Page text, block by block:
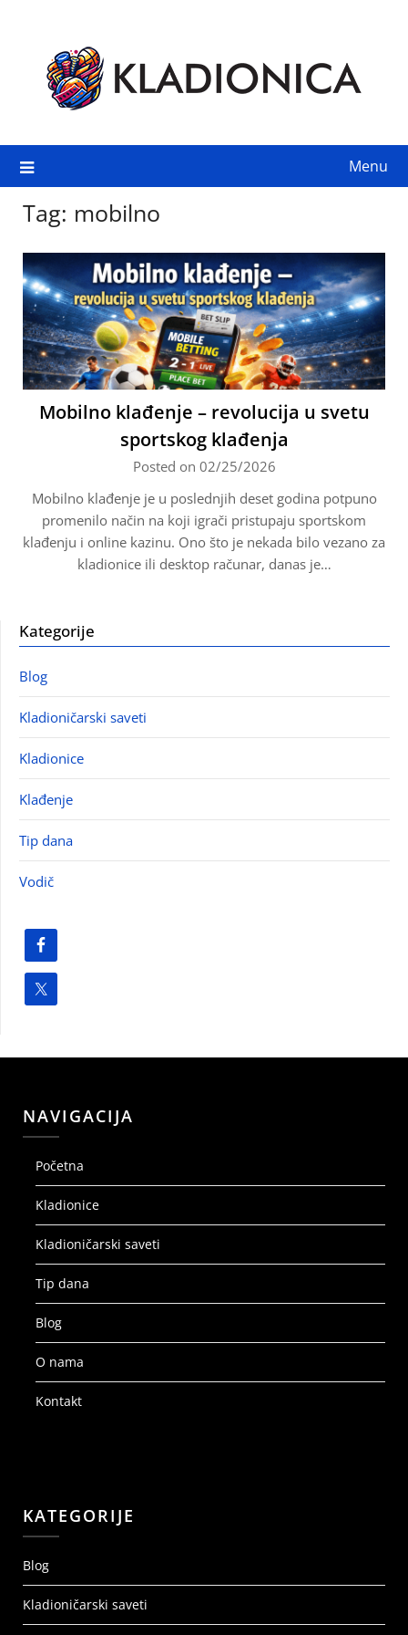
content
Menu
Tag: mobilno
Mobilno klađenje – revolucija u svetu
sportskog klađenja
Posted on 02/25/2026
Mobilno klađenje je u poslednjih deset godina potpuno
promenilo način na koji igrači pristupaju sportskom
klađenju i online kazinu. Ono što je nekada bilo vezano za
kladionice ili desktop računar, danas je…
Kategorije
Blog
Kladioničarski saveti
Kladionice
Klađenje
Tip dana
Vodič
NAVIGACIJA
Početna
Kladionice
Kladioničarski saveti
Tip dana
Blog
O nama
Kontakt
KATEGORIJE
Blog
Kladioničarski saveti